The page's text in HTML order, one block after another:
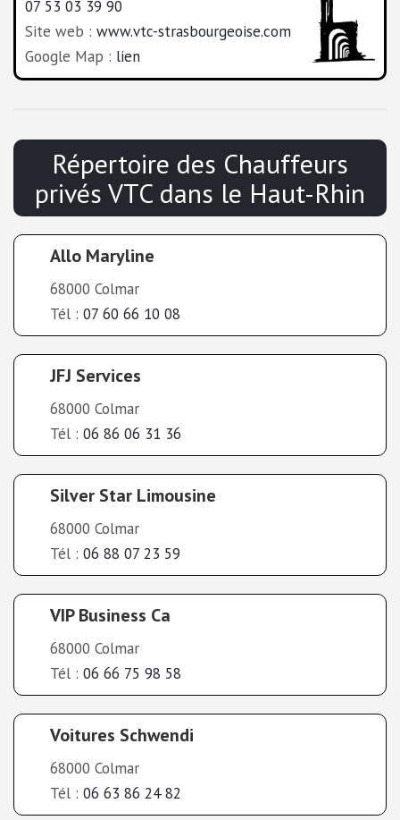
07 53 03 39 90
Site web : www.vtc-strasbourgeoise.com
Google Map : lien
Répertoire des Chauffeurs
privés VTC dans le Haut-Rhin
Allo Maryline
68000 Colmar
Tél : 07 60 66 10 08
JFJ Services
68000 Colmar
Tél : 06 86 06 31 36
Silver Star Limousine
68000 Colmar
Tél : 06 88 07 23 59
VIP Business Ca
68000 Colmar
Tél : 06 66 75 98 58
Voitures Schwendi
68000 Colmar
Tél : 06 63 86 24 82